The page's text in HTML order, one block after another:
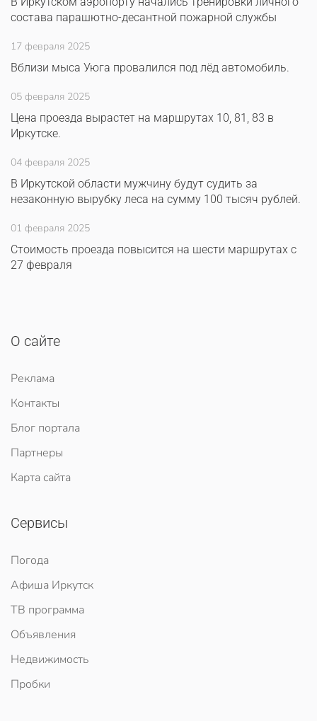
состава парашютно-десантной пожарной службы
17 февраля 2025
Вблизи мыса Уюга провалился под лёд автомобиль.
05 февраля 2025
Цена проезда вырастет на маршрутах 10, 81, 83 в
Иркутске.
04 февраля 2025
В Иркутской области мужчину будут судить за
незаконную вырубку леса на сумму 100 тысяч рублей.
01 февраля 2025
Стоимость проезда повысится на шести маршрутах с
27 февраля
О сайте
Реклама
Контакты
Блог портала
Партнеры
Карта сайта
Сервисы
Погода
Афиша Иркутск
ТВ программа
Объявления
Недвижимость
Пробки